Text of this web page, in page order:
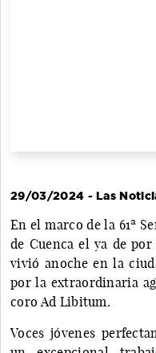
29/03/2024 - Las
En el marco de la 61ª
de Cuenca el ya de
vivió anoche en la
por la extraordinaria
coro Ad Libitum.
Voces jóvenes